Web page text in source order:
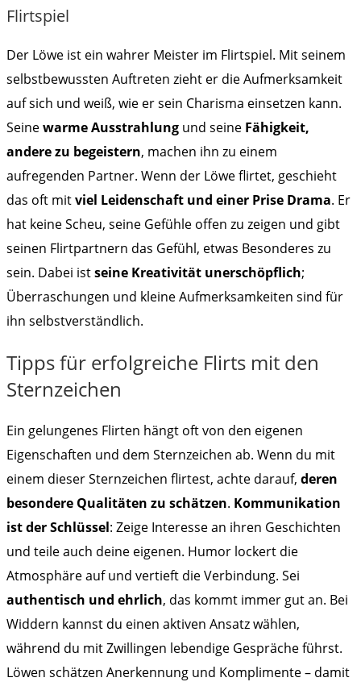
Flirtspiel
Der Löwe ist ein wahrer Meister im Flirtspiel. Mit seinem
selbstbewussten Auftreten zieht er die Aufmerksamkeit
auf sich und weiß, wie er sein Charisma einsetzen kann.
Seinewarme Ausstrahlung und seine Fähigkeit,
andere zu begeistern, machen ihn zu einem
aufregenden Partner. Wenn der Löwe flirtet, geschieht
das oft mitviel Leidenschaft und einer Prise Drama. Er
hat keine Scheu, seine Gefühle offen zu zeigen und gibt
seinen Flirtpartnern das Gefühl, etwas Besonderes zu
sein. Dabei istseine Kreativität unerschöpflich;
Überraschungen und kleine Aufmerksamkeiten sind für
ihn selbstverständlich.
Tipps für erfolgreiche Flirts mit den
Sternzeichen
Ein gelungenes Flirten hängt oft von den eigenen
Eigenschaften und dem Sternzeichen ab. Wenn du mit
einem dieser Sternzeichen flirtest, achte darauf, deren
besondere Qualitäten zu schätzen. Kommunikation
ist der Schlüssel: Zeige Interesse an ihren Geschichten
und teile auch deine eigenen. Humor lockert die
Atmosphäre auf und vertieft die Verbindung. Sei
authentisch und ehrlich, das kommt immer gut an. Bei
Widdern kannst du einen aktiven Ansatz wählen,
während du mit Zwillingen lebendige Gespräche führst.
Löwen schätzen Anerkennung und Komplimente – damit